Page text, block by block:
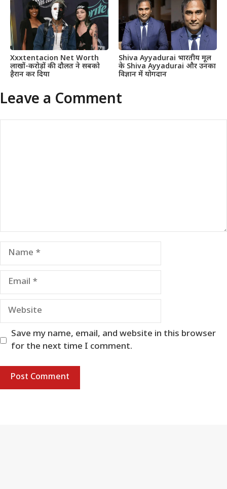
Xxxtentacion Net Worth
लाखों-करोड़ों की दौलत ने सबको
हैरान कर दिया
Shiva Ayyadurai भारतीय मूल
के Shiva Ayyadurai और उनका
विज्ञान में योगदान
Leave a Comment
Name
Email
Website
Save my name, email, and website in this browser
for the next time I comment.